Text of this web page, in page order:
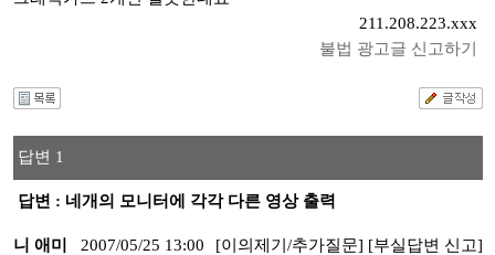
211.208.223.xxx
불법 광고글 신고하기
답변 1
답변 : 네개의 모니터에 각각 다른 영상 출력
니 애미 2007/05/25 13:00 [이의제기/추가질문] [부실답변 신고]